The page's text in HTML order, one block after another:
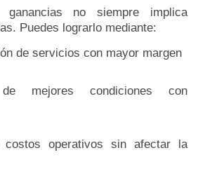
ganancias no siempre implica
Puedes lograrlo mediante:
de servicios con mayor margen
de mejores condiciones con
costos operativos sin afectar la